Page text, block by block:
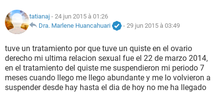
NUTRICIÓN
BIENESTAR
SEXUALIDAD
tatianaj - 24 jun 2015 à 01:26
Dra. Marlene Huancahuari
- 29 jun 2015 à 03:49
tuve un tratamiento por que tuve un quiste en el ovario
derecho mi ultima relacion sexual fue el 22 de marzo 2014,
en el tratamiento del quiste me suspendieron mi periodo 7
meses cuando llego me llego abundante y me lo volvieron a
suspender desde hay hasta el dia de hoy no me ha llegado